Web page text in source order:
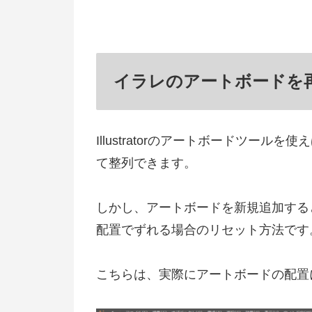
イラレのアートボードを
Illustratorのアートボードツールを使
て整列できます。
しかし、アートボードを新規追加す
配置でずれる場合のリセット方法です
こちらは、実際にアートボードの配